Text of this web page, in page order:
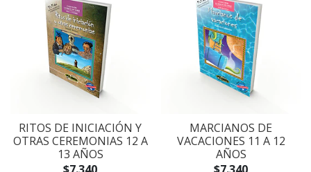
RITOS DE INICIACIÓN Y
OTRAS CEREMONIAS 12 A
13 AÑOS
MARCIANOS DE
VACACIONES 11 A 12
AÑOS